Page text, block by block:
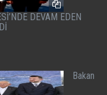
DEVAM EDEN
Bakan